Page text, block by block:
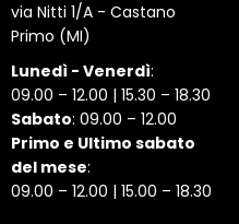
via Nitti 1/A - Castano
Primo (MI)
Lunedì - Venerdì:
09.00 – 12.00 | 15.30 – 18.30
Sabato: 09.00 – 12.00
Primo e Ultimo sabato
del mese:
09.00 – 12.00 | 15.00 – 18.30